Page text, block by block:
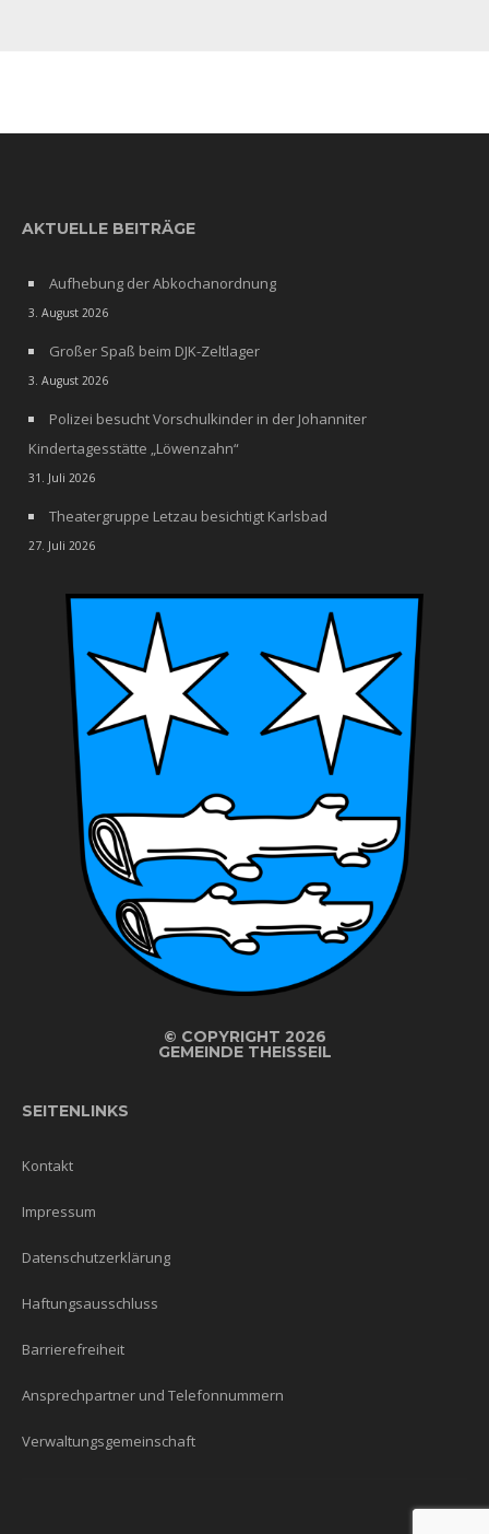
AKTUELLE BEITRÄGE
Aufhebung der Abkochanordnung
3. August 2026
Großer Spaß beim DJK-Zeltlager
3. August 2026
Polizei besucht Vorschulkinder in der Johanniter
Kindertagesstätte „Löwenzahn“
31. Juli 2026
Theatergruppe Letzau besichtigt Karlsbad
27. Juli 2026
© COPYRIGHT 2026
GEMEINDE THEISSEIL
SEITENLINKS
Kontakt
Impressum
Datenschutzerklärung
Haftungsausschluss
Barrierefreiheit
Ansprechpartner und Telefonnummern
Verwaltungsgemeinschaft